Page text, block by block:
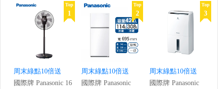
Top
1
周末綠點10倍送
國際牌 Panasonic 16
Top
2
周末綠點10倍送
國際牌 Panasonic
Top
3
周末綠點10倍送
國際牌 Panasonic